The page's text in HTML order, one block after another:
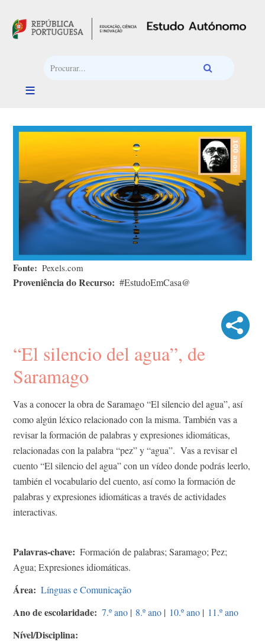
Fonte Pexels.com
Proveniência do Recurso #EstudoEmCasa@
“El silencio del agua”, de
Saramago
Vas a conocer la obra de Saramago “El silencio del agua”, así
como algún léxico relacionado con la misma. También vas a
revisar la formación de palabras y expresiones idiomáticas,
relacionadas con la palabra “pez” y “agua”. Vas a revisar el
cuento “El silencio del agua” con un vídeo donde podrás leerlo,
también el vocabulario del cuento, así como la formación de
palabras y expresiones idiomáticas a través de actividades
interactivas.
Palavras-chave
Formación de palabras; Saramago; Pez;
Agua; Expresiones idiomáticas.
Área Línguas e Comunicação
Ano de escolaridade 7.º ano | 8.º ano | 10.º ano | 11.º ano
Nível/Disciplina